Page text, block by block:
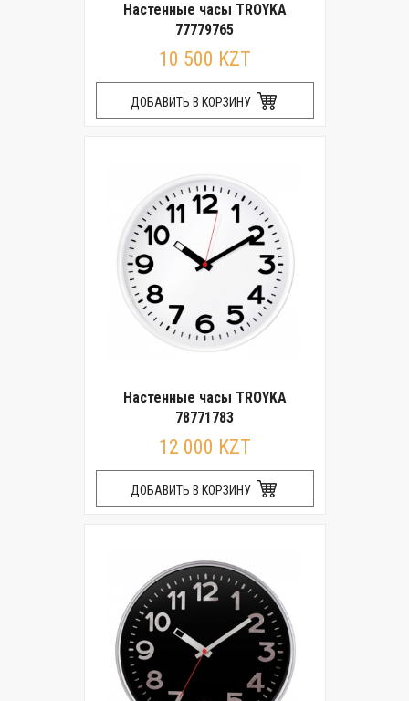
Настенные часы TROYKA
77779765
10 500 KZT
ДОБАВИТЬ В КОРЗИНУ
Настенные часы TROYKA
78771783
12 000 KZT
ДОБАВИТЬ В КОРЗИНУ